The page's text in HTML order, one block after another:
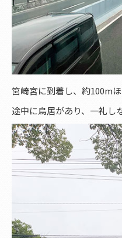
筥崎宮に到着し、約100m
途中に鳥居があり、一礼し